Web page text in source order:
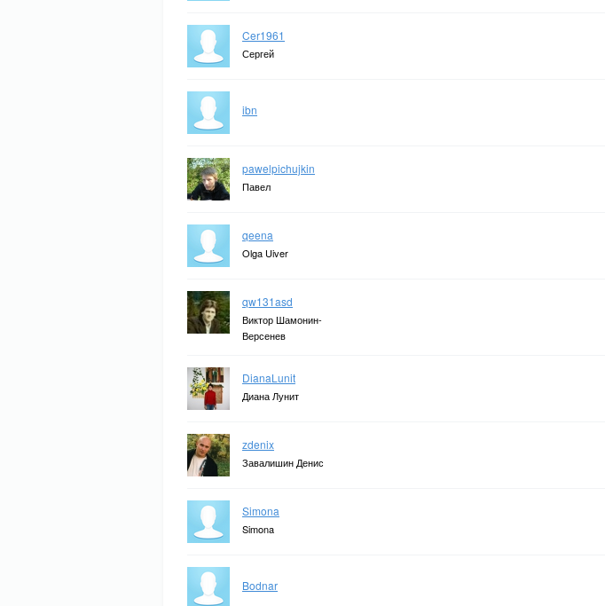
Cer1961
Сергей
ibn
pawelpichujkin
Павел
qeena
Olga Uiver
qw131asd
Виктор Шамонин-
Версенев
DianaLunit
Диана Лунит
zdenix
Завалишин Денис
Simona
Simona
Bodnar